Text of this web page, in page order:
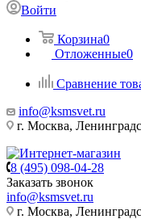
Войти
Корзина0
Отложенные0
Сравнение
info@ksmsvet.ru
г. Москва,
8 (495) 098-04-28
Заказать звонок
info@ksmsvet.ru
г. Москва,